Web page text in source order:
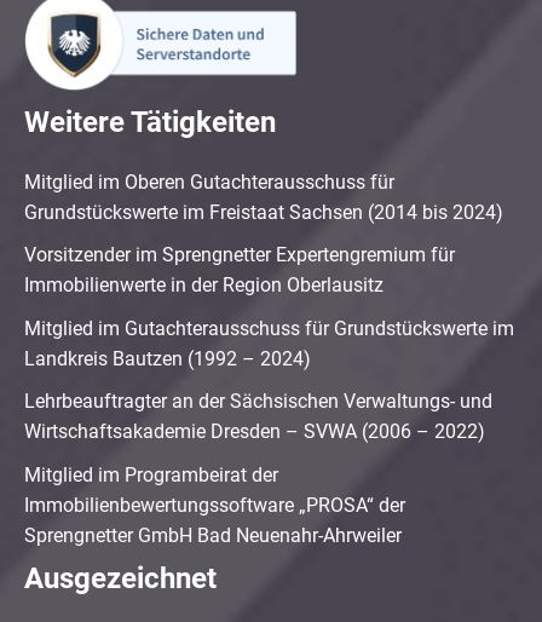
Weitere Tätigkeiten
Mitglied im Oberen Gutachterausschuss für
Grundstückswerte im Freistaat Sachsen (2014 bis 2024)
Vorsitzender im Sprengnetter Expertengremium für
Immobilienwerte in der Region Oberlausitz
Mitglied im Gutachterausschuss für Grundstückswerte im
Landkreis Bautzen (1992 – 2024)
Lehrbeauftragter an der Sächsischen Verwaltungs- und
Wirtschaftsakademie Dresden – SVWA (2006 – 2022)
Mitglied im Programbeirat der
Immobilienbewertungssoftware „PROSA“ der
Sprengnetter GmbH Bad Neuenahr-Ahrweiler
Ausgezeichnet